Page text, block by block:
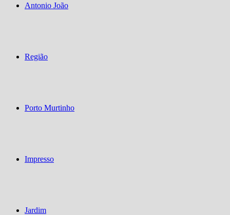
Antonio João
Região
Porto Murtinho
Impresso
Jardim